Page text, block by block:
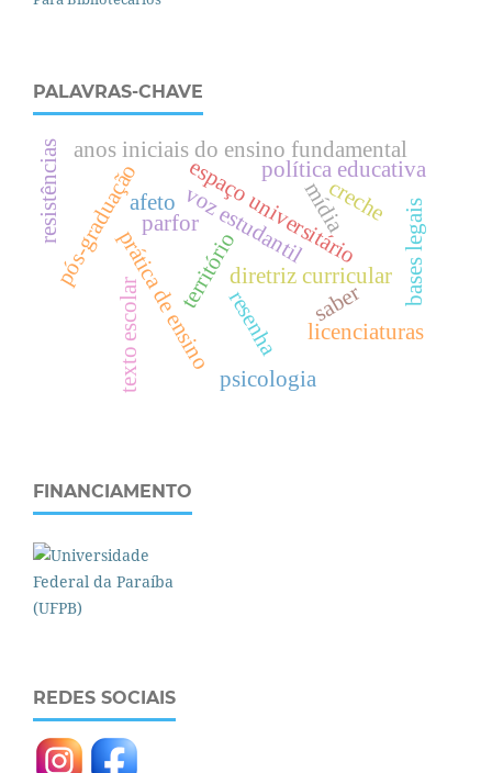
PALAVRAS-CHAVE
resenha
territóriodiretriz curricular
prática de ensino
texto escolar
espaço universitário
pós-graduação
saber
anos iniciais do ensino fundamental
política educativa
mídia
licenciaturas
parforvoz estudantil creche bases legais
psicologia
afeto
resistências
FINANCIAMENTO
REDES SOCIAIS